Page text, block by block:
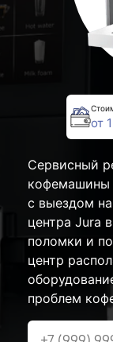
от
Сервисный
кофемашины
с выездом
центра Jura
поломки и
центр
проблем